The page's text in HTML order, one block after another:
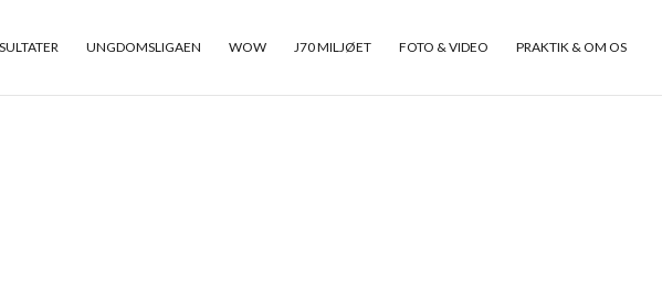
UNGDOMSLIGAEN WOW J70 MILJØET FOTO & VIDEO PRAKTIK & OM OS